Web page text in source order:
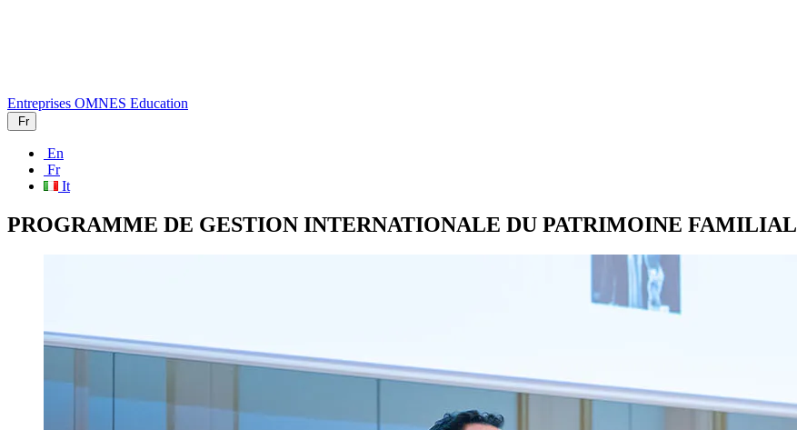
Entreprises OMNES Education
Fr
En
Fr
It
PROGRAMME DE GESTION INTERNATIONALE DU PATRIMOINE FAMILIAL